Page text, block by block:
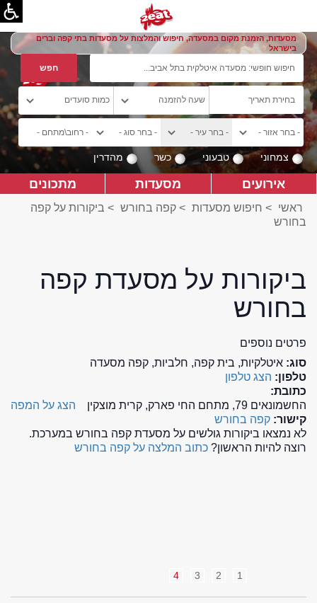
מסעדות, הזמנת מקום במסעדה, חיפוש והמלצות על מסעדות בתי קפה וברים
בישראל
צמחוני טבעוני כשר מהדרין
אירועים מסעדות מתכונים
ראשי > חיפוש מסעדות > קפה בחורש > ביקורות על קפה
בחורש
ביקורות על מסעדת קפה
בחורש
פרטים נוספים
סוג: איטלקיות, בית קפה, חלביות, קפה מסעדה
טלפון: הצג טלפון
כתובת:
החשמונאים 79, מתחם החי פארק, קרית מוצקין
הצג על המפה
קישור: קפה בחורש
לא נמצאו ביקורות גולשים על מסעדת קפה בחורש במערכת.
רוצה להיות הראשון? כתוב המלצה על קפה בחורש
1
2
3
4